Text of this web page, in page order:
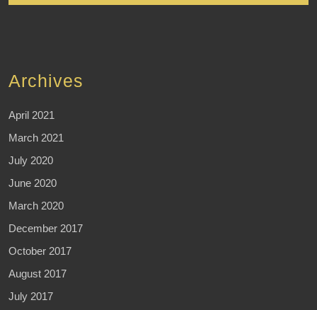
Archives
April 2021
March 2021
July 2020
June 2020
March 2020
December 2017
October 2017
August 2017
July 2017